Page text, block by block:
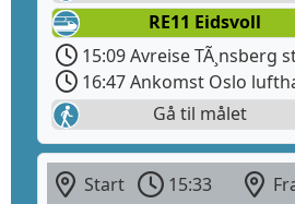
RE11 Eidsvoll
15:09 Avreise TÃ¸nsberg
16:47 Ankomst Oslo
Gå til målet
Start 15:33